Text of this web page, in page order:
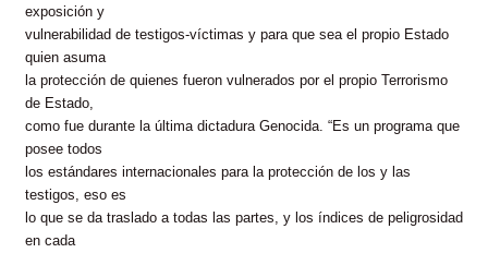
exposición y
vulnerabilidad de testigos-víctimas y para que sea el propio Estado
quien asuma
la protección de quienes fueron vulnerados por el propio Terrorismo
de Estado,
como fue durante la última dictadura Genocida. “Es un programa que
posee todos
los estándares internacionales para la protección de los y las
testigos, eso es
lo que se da traslado a todas las partes, y los índices de peligrosidad
en cada